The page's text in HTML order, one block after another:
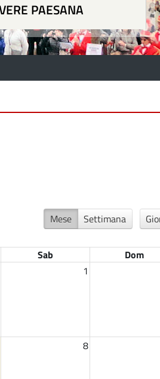
PAESANA
Mese Settimana
Sab
Dom
1
8